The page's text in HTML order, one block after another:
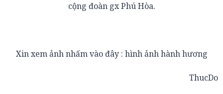
cộng đoàn gx Phú Hòa.
Xin xem ảnh nhấm vào đây : hình ảnh hành hương
ThucDo